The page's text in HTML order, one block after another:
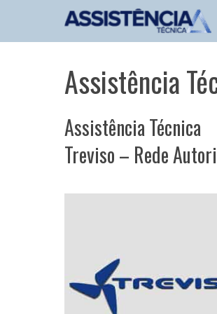
Assistência
Assistência Técnica
Treviso – Rede